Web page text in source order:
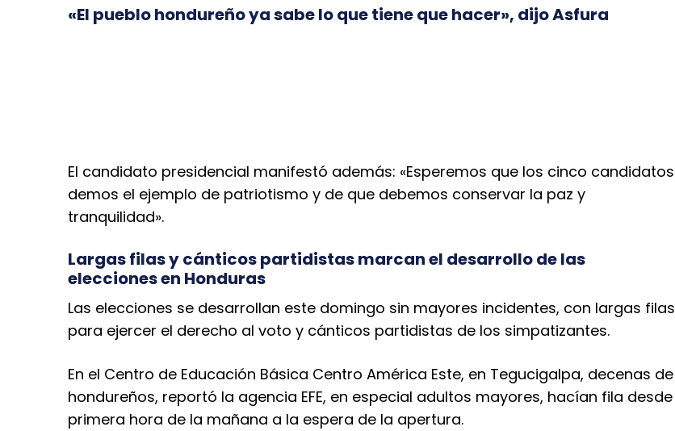
«El pueblo hondureño ya sabe lo que tiene que hacer», dijo Asfura
El candidato presidencial manifestó además: «Esperemos que los cinco candidatos
demos el ejemplo de patriotismo y de que debemos conservar la paz y
tranquilidad».
Largas filas y cánticos partidistas marcan el desarrollo de las
elecciones en Honduras
Las elecciones se desarrollan este domingo sin mayores incidentes, con largas filas
para ejercer el derecho al voto y cánticos partidistas de los simpatizantes.
En el Centro de Educación Básica Centro América Este, en Tegucigalpa, decenas de
hondureños, reportó la agencia EFE, en especial adultos mayores, hacían fila desde
primera hora de la mañana a la espera de la apertura.